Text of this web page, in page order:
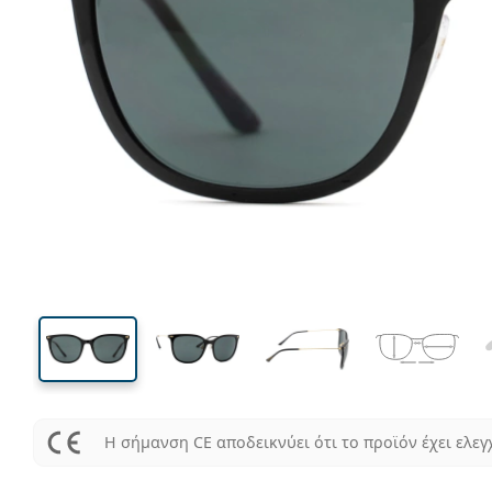
44 mm
Ύψος φακού Μήκος φακού
Μήκος
Η σήμανση CE αποδεικνύει ότι το προϊόν έχει